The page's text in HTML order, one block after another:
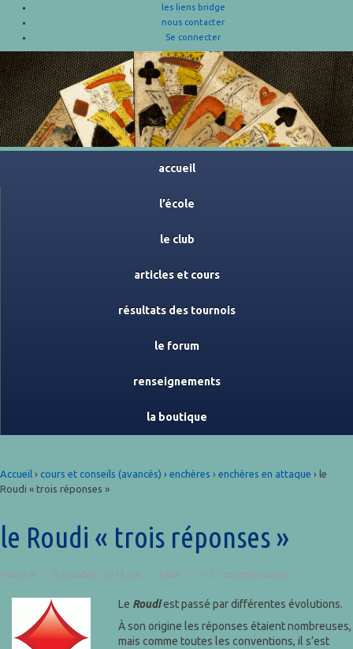
les liens bridge
nous contacter
Se connecter
accueil
l’école
le club
articles et cours
résultats des tournois
le forum
renseignements
la boutique
Accueil › cours et conseils (avancés) › enchères › enchères en attaque › le
Roudi « trois réponses »
le Roudi « trois réponses »
Posté le 6 octobre, 2013 par Alain — 27 commentaires ↓
Le Roudiest passé par différentes évolutions.
À son origine les réponses étaient nombreuses,
mais comme toutes les conventions, il s’est